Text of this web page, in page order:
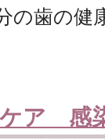
の歯の健
ア 感